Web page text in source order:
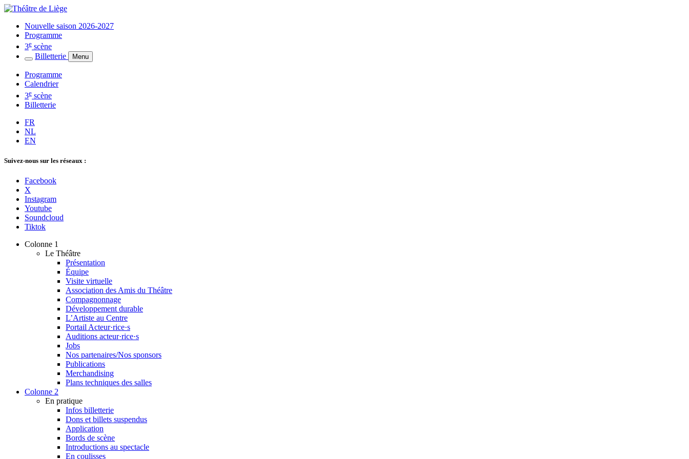
Nouvelle saison 2026-2027
Programme
3e scène
Billetterie
Menu
Programme
Calendrier
3e scène
Billetterie
FR
NL
EN
Suivez-nous sur les réseaux :
Facebook
X
Instagram
Youtube
Soundcloud
Tiktok
Colonne 1
Le Théâtre
Présentation
Équipe
Visite virtuelle
Association des Amis du Théâtre
Compagnonnage
Développement durable
L’Artiste au Centre
Portail Acteur·rice·s
Auditions acteur·rice·s
Jobs
Nos partenaires/Nos sponsors
Publications
Merchandising
Plans techniques des salles
Colonne 2
En pratique
Infos billetterie
Dons et billets suspendus
Application
Bords de scène
Introductions au spectacle
En coulisses